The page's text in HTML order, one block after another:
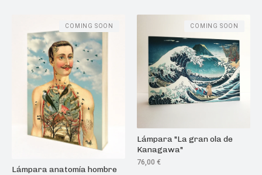
Lámpara anatomía hombre
COMING SOON
Lámpara "La gran ola de
Kanagawa"
76,00 €
COMING SOON